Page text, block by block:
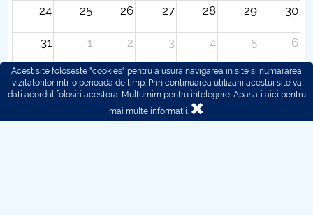
24 25 26 27 28 29 30
31 1 2 3 4 5 6
Acest site foloseste "cookies" pentru a usura navigarea in site si numararea
vizitatorilor intr-o perioada de timp. Prin continuarea utilizarii acestui site va
dati acordul folosiri acestora. Multumim pentru intelegere. Apasati aici pentru
mai multe informatii.